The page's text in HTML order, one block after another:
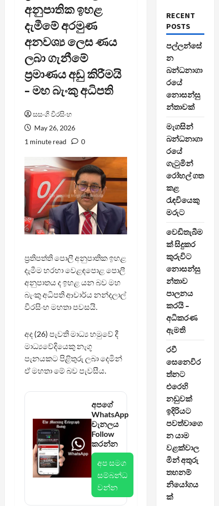
අනුපාතික ඉහළ
දැමීමේ අරමුණ
අනවශ්‍ය ලෙස ණය
ලබා ගැනීමේ
ප්‍රමාණය අඩු කිරීමයි
– මහ බැංකු අධිපති
සසංගි වීරසිංහ
May 26, 2026
1 minute read
0
ප්‍රතිපත්ති පොලී අනුපාතික ඉහළ
දැමීම හරහා වෙළඳපොළ පොලී
අනුපාතය ද ඉහළ යන බව මහ
බැංකු අධිපති ආචාර්ය නන්දලාල්
වීරසිංහ මහතා පවසයි.
අද (26) පැවති මාධ්‍ය හමුවේ දී
මාධ්‍යවේදියෙකු නැගූ
පැනයකට පිළිතුරු ලබා දෙමින්
ඒ මහතා මේ බව පැවසීය.
අපගේ
WhatsApp
චැනලය
Follow
කරන්න
අප සමග
සම්බන්ධ
වන්න
RECENT
POSTS
පල්ලන්සේ
න
බන්ධනාගා
රයේ
නොසන්සු
න්තාවක්
මැගසින්
බන්ධනාගා
රයේ
ගැටුමින්
රෝහල් ගත
කළ
රැඳවියෙකු
මරුට
වෙඩිතැබීම
ක් සිදුකර
කුරුවිට
නොසන්සු
න්තාව
පාලනය
කරයි –
අධිකරණ
ඇමති
රවී
සෙනෙවිර
ත්නට
එරෙහි
නඩුවක්
ඉදිරියට
පවත්වාගෙ
න යාම
වළක්වාල
මින් අතුරු
තහනම්
නියෝගය
ක්